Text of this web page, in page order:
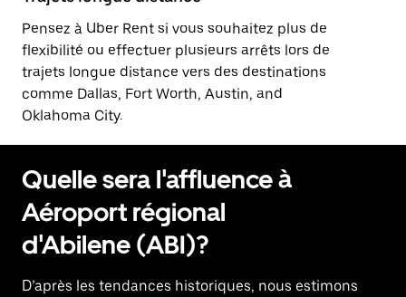
Pensez à Uber Rent si vous souhaitez plus de
flexibilité ou effectuer plusieurs arrêts lors de
trajets longue distance vers des destinations
comme Dallas, Fort Worth, Austin, and
Oklahoma City.
Quelle sera l'affluence à
Aéroport régional
d'Abilene (ABI)?
D’après les tendances historiques, nous estimons